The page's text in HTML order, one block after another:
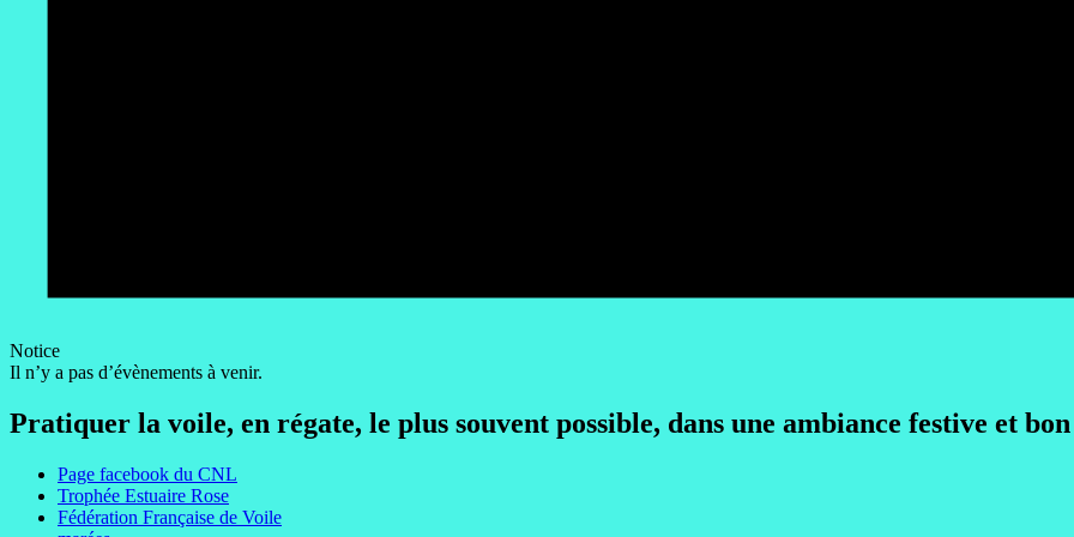
Notice
Il n’y a pas d’évènements à venir.
Pratiquer la voile, en régate, le plus souvent possible, dans une ambiance festive et
Page facebook du CNL
Trophée Estuaire Rose
Fédération Française de Voile